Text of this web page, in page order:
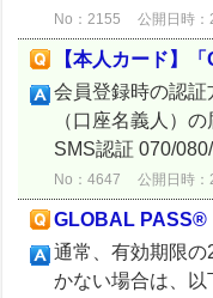
No：2155 公開日時
【本人カード】
会員登録時の認
（口座名義人）
SMS認証 070/
No：4647 公開日時
GLOBAL PASS®
通常、有効期限
かない場合は、